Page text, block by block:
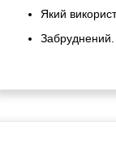
Який
Забруднений.